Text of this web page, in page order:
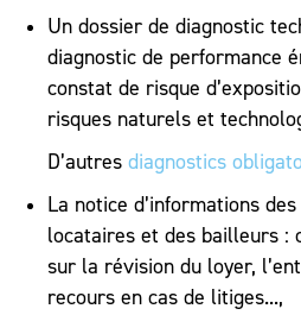
Un dossier de diagnostic
diagnostic de performance
constat de risque
risques naturels et
D’autres diagnostics
La notice d’informations
locataires et des bailleurs :
sur la révision du loyer,
recours en cas de litiges...,